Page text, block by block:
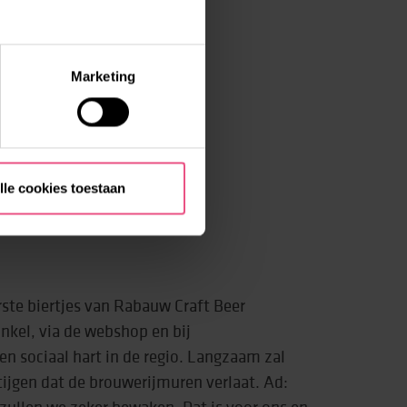
Marketing
cookies toestaan
biertjes van Rabauw Craft Beer
via de webshop en bij
sociaal hart in de regio. Langzaam zal
dat de brouwerijmuren verlaat. Ad: